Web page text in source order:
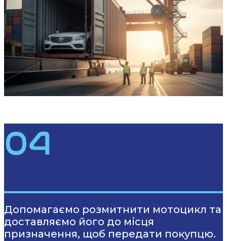
04
Допомагаємо розмитнити мотоцикл та
доставляємо його до місця
призначення, щоб передати покупцю.